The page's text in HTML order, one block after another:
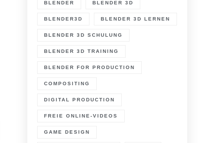
BLENDER BLENDER 3D
BLENDER3D BLENDER 3D LERNEN
BLENDER 3D SCHULUNG
BLENDER 3D TRAINING
BLENDER FOR PRODUCTION
COMPOSITING
DIGITAL PRODUCTION
FREIE ONLINE-VIDEOS
GAME DESIGN